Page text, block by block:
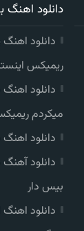
دانلود اهنگ
دانلود
ریمیکس
دانلود
میکردم
دانلود
دانلود
بیس دار
دانلود